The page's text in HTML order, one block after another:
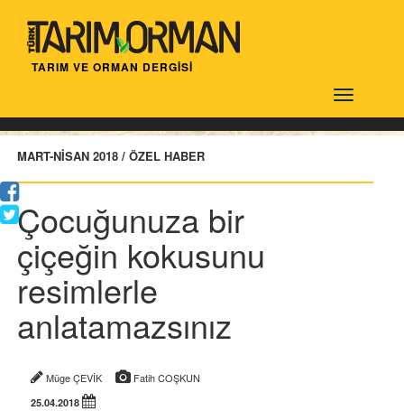
TARIM VE ORMAN DERGİSİ
Türktarım
MART-NİSAN 2018 / ÖZEL HABER
Çocuğunuza bir
çiçeğin kokusunu
resimlerle
anlatamazsınız
Müge ÇEVİK Fatih COŞKUN
25.04.2018